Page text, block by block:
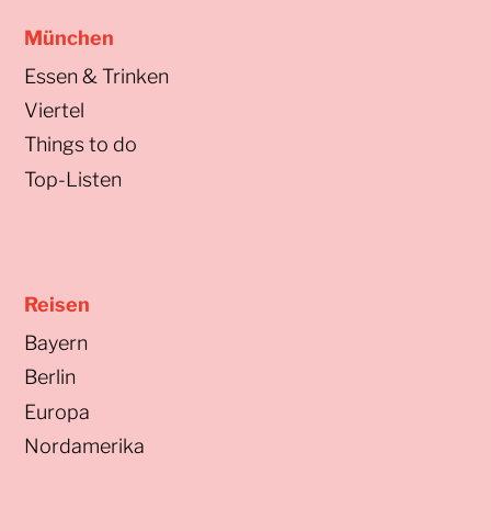
München
Essen & Trinken
Viertel
Things to do
Top-Listen
Reisen
Bayern
Berlin
Europa
Nordamerika